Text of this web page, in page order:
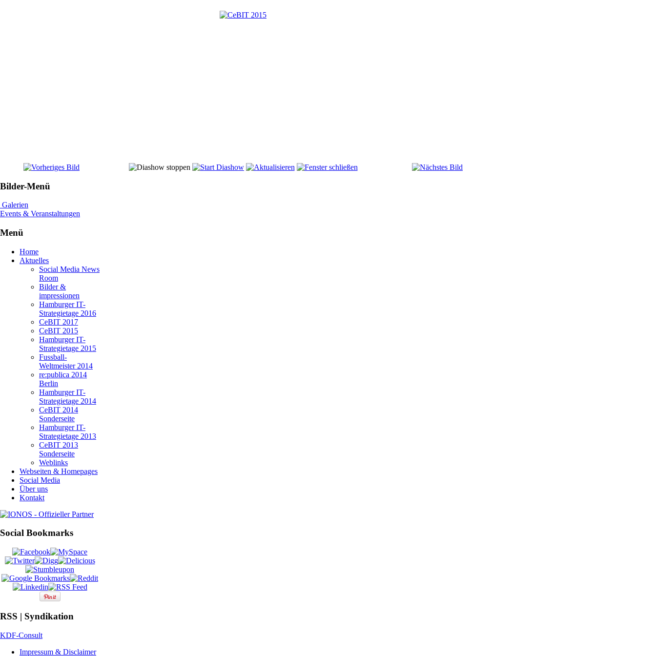
Bilder-Menü
Galerien
Events & Veranstaltungen
Menü
Home
Aktuelles
Social Media News
Room
Bilder &
impressionen
Hamburger IT-
Strategietage 2016
CeBIT 2017
CeBIT 2015
Hamburger IT-
Strategietage 2015
Fussball-
Weltmeister 2014
re:publica 2014
Berlin
Hamburger IT-
Strategietage 2014
CeBIT 2014
Sonderseite
Hamburger IT-
Strategietage 2013
CeBIT 2013
Sonderseite
Weblinks
Webseiten & Homepages
Social Media
Über uns
Kontakt
Social Bookmarks
RSS | Syndikation
KDF-Consult
Impressum & Disclaimer